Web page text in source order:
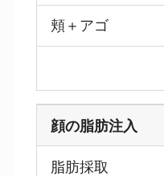
頬＋アゴ
顔の脂肪注入
脂肪採取